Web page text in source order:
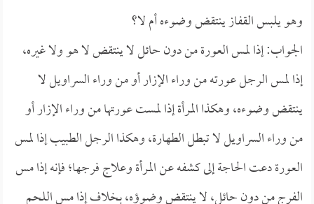
وهو يلبس القفاز ينتقض وضوءه أم لا؟
الجواب: إذا لمس العورة من دون حائل لا ينتقض لا هو ولا غيره،
إذا لمس الرجل عورته من وراء الإزار أو من وراء السراويل لا
ينتقض وضوءه، وهكذا المرأة إذا لمست عورتها من وراء الإزار أو
من وراء السراويل لا تبطل الطهارة، وهكذا الرجل الطبيب إذا لمس
العورة دعت الحاجة إلى كشفه عن المرأة وعلاج فرجها؛ فإنه إذا مس
الفرج من دون حائل، لا ينتقض وضوؤه، بخلاف إذا مس اللحم